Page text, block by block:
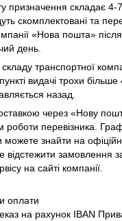
призначення складає 4-7
скомплектовані та
«Нова пошта»
день.
транспортної
видачі трохи
назад.
через «Нову
роботи перевізника.
знайти на
відстежити замовлення
на сайті компанії.
оплати
на рахунок IBAN